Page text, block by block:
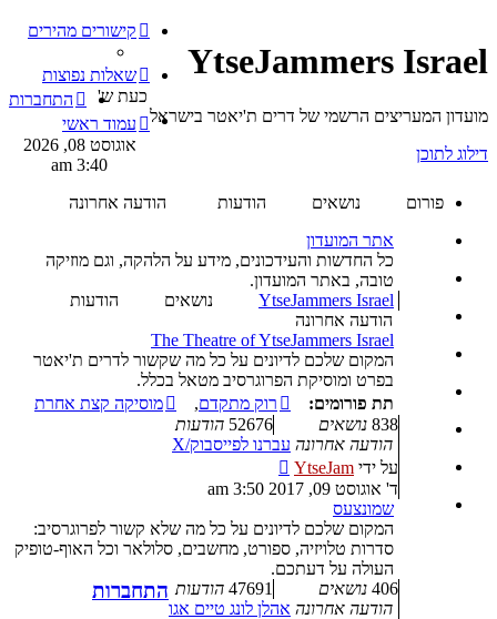
YtseJammers Israel
מועדון המעריצים הרשמי של דרים ת'יאטר בישראל
דילוג לתוכן
קישורים מהירים
שאלות נפוצות
התחברות
עמוד ראשי
כעת ש'
אוגוסט 08, 2026
3:40 am
פורום
נושאים הודעות
הודעה אחרונה
אתר המועדון
כל החדשות והעידכונים, מידע על הלהקה, וגם מוזיקה
טובה, באתר המועדון.
YtseJammers Israel
נושאים
הודעות
הודעה אחרונה
The Theatre of YtseJammers Israel
המקום שלכם לדיונים על כל מה שקשור לדרים ת'יאטר
בפרט ומוסיקת הפרוגרסיב מטאל בכלל.
תת פורומים:
רוק מתקדם,
מוסיקה קצת אחרת
838 נושאים 52676 הודעות
הודעה אחרונה עברנו לפייסבוק/X
על ידי YtseJam
בהודעה
ד' אוגוסט 09, 2017 3:50 am
שמונצעס
המקום שלכם לדיונים על כל מה שלא קשור לפרוגרסיב:
סדרות טלויזיה, ספורט, מחשבים, סלולאר וכל האוף-טופיק
העולה על דעתכם.
406 נושאים 47691 הודעות
הודעה אחרונה אהלן לונג טיים אגו
התחברות